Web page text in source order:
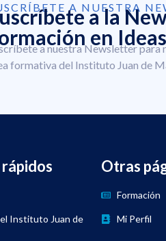
A NUESTRA
a la
en
a nuestra Newsletter
formativa del Instituto Juan de
Instituto Juan de
Otras
Formación
Mi Perfil